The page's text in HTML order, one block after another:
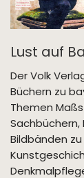
Lust auf
Der Volk
Büchern zu
Themen
Sachbüchern,
Bildbänden